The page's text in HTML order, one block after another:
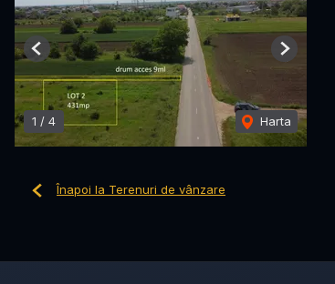
1 / 4 Harta
Previous Next
Înapoi la Terenuri de vânzare